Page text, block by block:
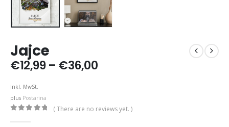
Jajce
€12,99 – €36,00Price
€36,00
Inkl. MwSt.
plus Postarina
( There are no reviews yet. )